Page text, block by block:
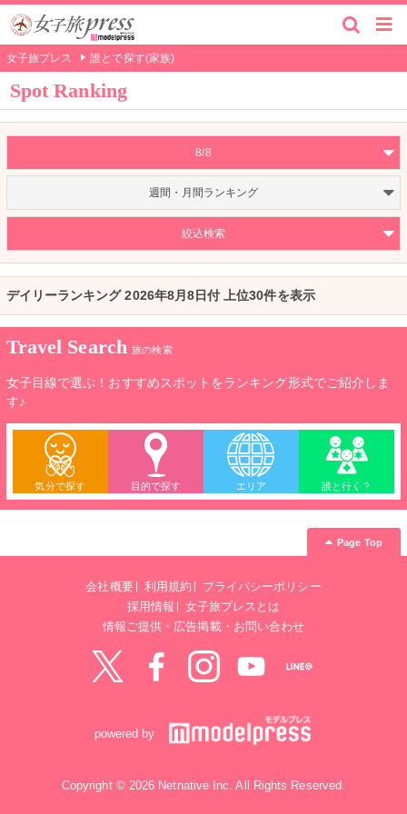
女子旅プレス 誰とで探す(家族)
Spot Ranking
8/8
週間・月間ランキング
絞込検索
デイリーランキング 2026年8月8日付 上位30件を表示
Travel Search 旅の検索
女子目線で選ぶ！おすすめスポットをランキング形式でご紹介しま
す♪
気分で探す 目的で探す エリア 誰と行く？
Page Top
会社概要 利用規約
プライバシーポリシー
採用情報
女子旅プレスとは
情報ご提供・広告掲載・お問い合わせ
powered by
Copyright © 2026 Netnative Inc. All Rights Reserved.